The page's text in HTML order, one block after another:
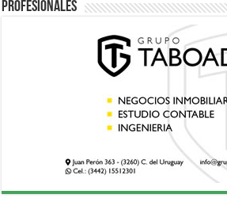
Profesionales